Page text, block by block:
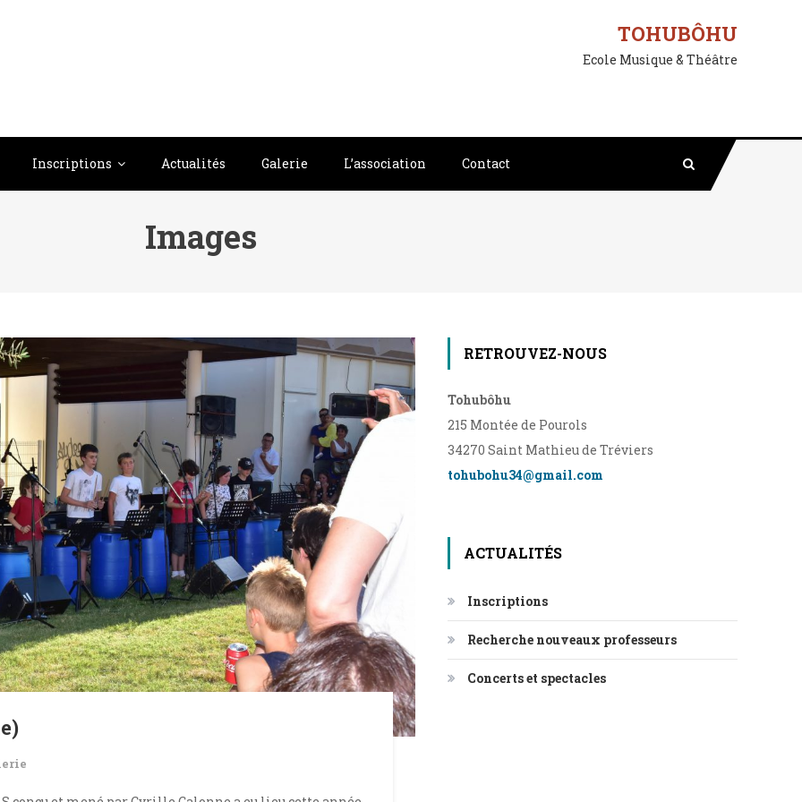
TOHUBÔHU
Ecole Musique & Théâtre
Inscriptions Actualités Galerie L’association Contact
Images
RETROUVEZ-NOUS
Tohubôhu
215 Montée de Pourols
34270 Saint Mathieu de Tréviers
tohubohu34@gmail.com
ACTUALITÉS
Inscriptions
Recherche nouveaux professeurs
Concerts et spectacles